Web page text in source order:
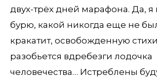
двух-трёх дней марафона. Да,
бурю, какой никогда еще не
кракатит, освобожденную
разобьется вдребезги лодочка
человечества… Истреблены